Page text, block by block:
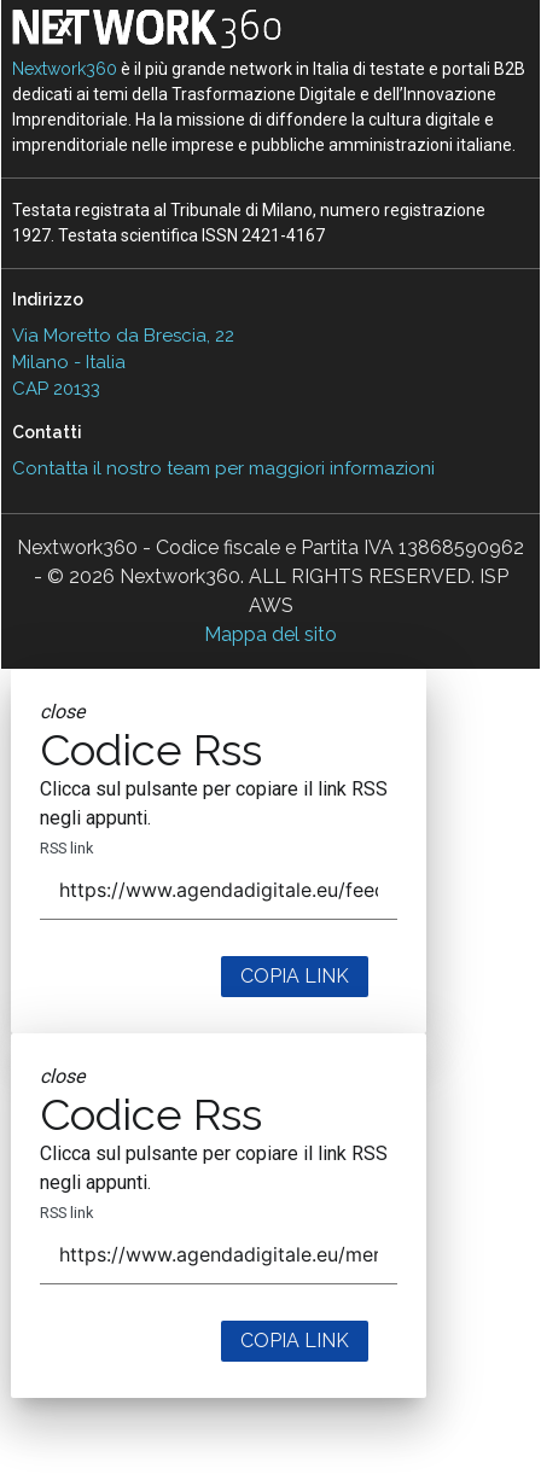
Nextwork360 è il più grande network in Italia di testate e portali B2B
dedicati ai temi della Trasformazione Digitale e dell’Innovazione
Imprenditoriale. Ha la missione di diffondere la cultura digitale e
imprenditoriale nelle imprese e pubbliche amministrazioni italiane.
Testata registrata al Tribunale di Milano, numero registrazione
1927. Testata scientifica ISSN 2421-4167
Indirizzo
Via Moretto da Brescia, 22
Milano - Italia
CAP 20133
Contatti
Contatta il nostro team per maggiori informazioni
Nextwork360 - Codice fiscale e Partita IVA 13868590962
- © 2026 Nextwork360. ALL RIGHTS RESERVED. ISP
AWS
Mappa del sito
close
Codice Rss
Clicca sul pulsante per copiare il link RSS
negli appunti.
RSS link
COPIA LINK
close
Codice Rss
Clicca sul pulsante per copiare il link RSS
negli appunti.
RSS link
COPIA LINK